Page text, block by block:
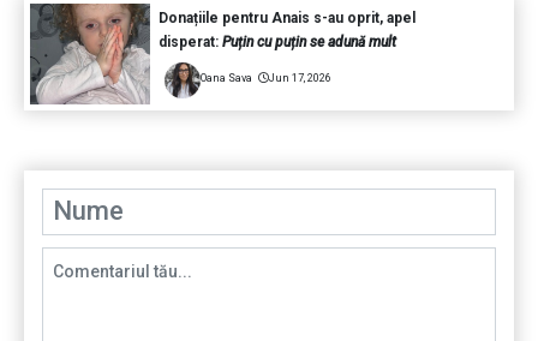
Donațiile pentru Anais s-au oprit, apel
disperat: Puțin cu puțin se adună mult
Oana Sava Jun 17, 2026